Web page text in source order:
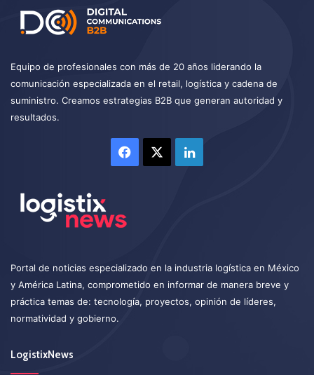
Equipo de profesionales con más de 20 años liderando la
comunicación especializada en el retail, logística y cadena de
suministro. Creamos estrategias B2B que generan autoridad y
resultados.
Facebook LinkedIn
Portal de noticias especializado en la industria logística en México
y América Latina, comprometido en informar de manera breve y
práctica temas de: tecnología, proyectos, opinión de líderes,
normatividad y gobierno.
LogistixNews